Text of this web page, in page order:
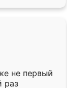
не первый
раз